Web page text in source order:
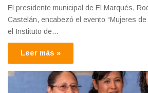
El presidente municipal de El Marqués,
Castelán, encabezó el evento “Mujeres
el Instituto de…
Leer más »